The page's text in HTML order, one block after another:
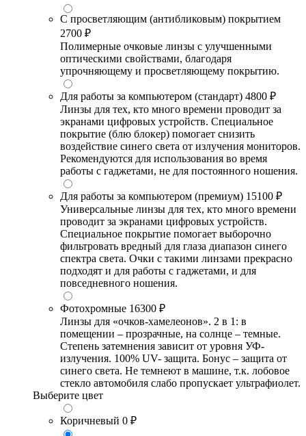
С просветляющим (антибликовым) покрытием
2700 ₽
Полимерные очковые линзы с улучшенными
оптическими свойствами, благодаря
упрочняющему и просветляющему покрытию.
Для работы за компьютером (стандарт) 4800 ₽
Линзы для тех, кто много времени проводит за
экранами цифровых устройств. Специальное
покрытие (блю блокер) помогает снизить
воздействие синего света от излучения мониторов.
Рекомендуются для использования во время
работы с гаджетами, не для постоянного ношения.
Для работы за компьютером (премиум) 15100 ₽
Универсальные линзы для тех, кто много времени
проводит за экранами цифровых устройств.
Специальное покрытие помогает выборочно
фильтровать вредный для глаза диапазон синего
спектра света. Очки с такими линзами прекрасно
подходят и для работы с гаджетами, и для
повседневного ношения.
Фотохромные 16300 ₽
Линзы для «очков-хамелеонов». 2 в 1: в
помещении – прозрачные, на солнце – темные.
Степень затемнения зависит от уровня УФ-
излучения. 100% UV- защита. Бонус – защита от
синего света. Не темнеют в машине, т.к. лобовое
стекло автомобиля слабо пропускает ультрафиолет.
Выберите цвет
Коричневый 0 ₽